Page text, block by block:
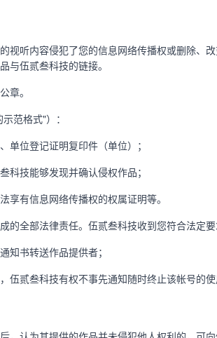
听内容侵犯了您的信息网络传播权或删除、
与伍贰叁科技的链接。
章。
范格式"）：
单位登记证明复印件（单位）；
科技能够发现并确认侵权作品；
享有信息网络传播权的权属证明等。
全部法律责任。伍贰叁科技收到您符合法定要
知书转送作品提供者；
伍贰叁科技有权不事先通知随时终止该帐号的使